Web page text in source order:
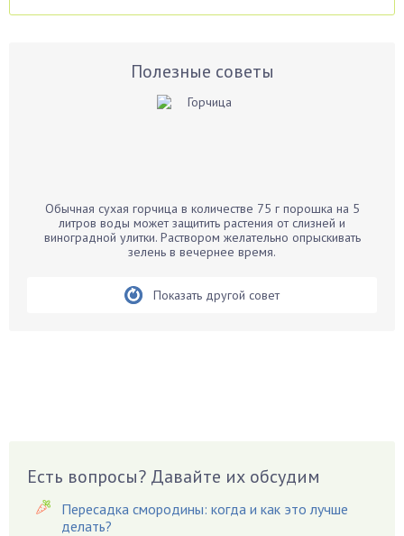
Аспарагус
Бархатцы
Бегония
Вешенки
Виноград
Полезные советы
Обычная сухая горчица в количестве 75 г порошка на 5
литров воды может защитить растения от слизней и
виноградной улитки. Раствором желательно опрыскивать
зелень в вечернее время.
Показать другой совет
Есть вопросы? Давайте их обсудим
Пересадка смородины: когда и как это лучше
делать?